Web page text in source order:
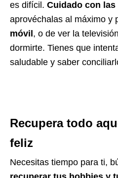
es difícil. Cuidado con
aprovéchalas al máximo y
móvil, o de ver la
dormirte. Tienes que
saludable y saber
Recupera todo
feliz
Necesitas tiempo para ti,